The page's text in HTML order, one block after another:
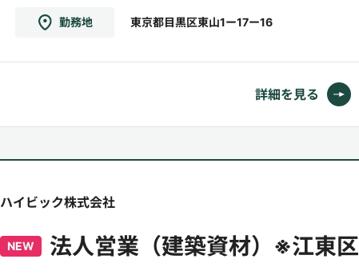
務詳細】・主催者（またはクライアント）から
勤務地 東京都目黒区東山1ー17ー16
詳細を見る
ハイビック株式会社
NEW 法人営業（建築資材）※江東区